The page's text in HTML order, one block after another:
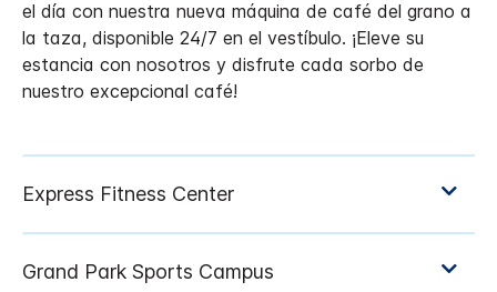
el día con nuestra nueva máquina de café del grano a
la taza, disponible 24/7 en el vestíbulo. ¡Eleve su
estancia con nosotros y disfrute cada sorbo de
nuestro excepcional café!